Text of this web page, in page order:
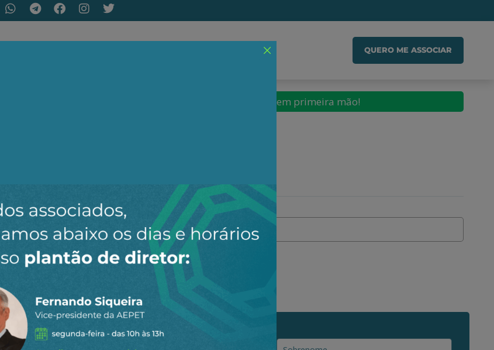
QUERO ME ASSOCIAR
da AEPET no WhatsApp e receber nossos conteúdos em primeira mão!
Nenhuma notícia encontrada.
por e-